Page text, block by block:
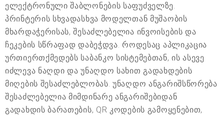
ელექტრონული შაბლონების საფუძველზე.
პრინტერის სხვადასხვა მოდელთან მუშაობის
მხარდაჭერისას, შესაძლებელია ინვოისების და
ჩეკების სწრაფად დაბეჭდვა. როდესაც აპლიკაცია
ურთიერთქმედებს საბანკო სისტემებთან, ის ასევე
იძლევა ნაღდი და უნაღდო სახით გადახდების
მიღების შესაძლებლობას. უნაღდო ანგარიშსწორება
შესაძლებელია მიმდინარე ანგარიშებიდან
გადახდის ბარათების, QR კოდების გამოყენებით,